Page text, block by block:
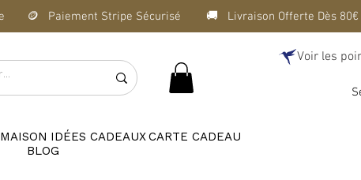
Voir les
MAISON IDÉES CADEAUXCARTE CADEAU
BLOG